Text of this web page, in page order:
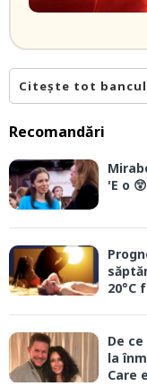
Citește tot bancul
Recomandări
'E o
20°C
De
la
Care